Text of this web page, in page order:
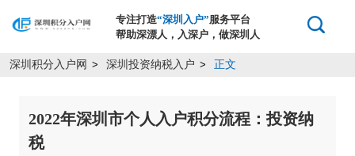
专注打造“深圳入户”服务平台
帮助深漂人，入深户，做深圳人
深圳积分入户网 > 深圳投资纳税入户 > 正文
2022年深圳市个人入户积分流程：投资纳
税